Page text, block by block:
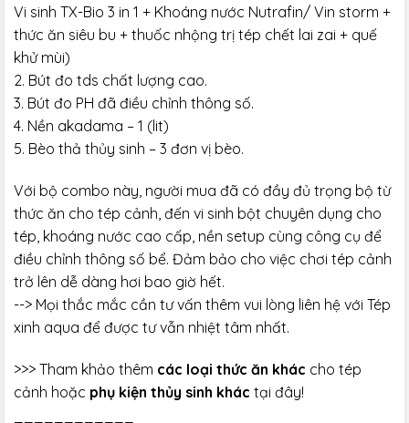
Vi sinh TX-Bio 3 in 1 + Khoáng nước Nutrafin/ Vin storm +
thức ăn siêu bu + thuốc nhộng trị tép chết lai zai + quế
khử mùi)
2. Bút đo tds chất lượng cao.
3. Bút đo PH đã điều chỉnh thông số.
4. Nền akadama – 1 (lit)
5. Bèo thả thủy sinh – 3 đơn vị bèo.
Với bộ combo này, người mua đã có đầy đủ trọng bộ từ
thức ăn cho tép cảnh, đến vi sinh bột chuyên dụng cho
tép, khoáng nước cao cấp, nền setup cùng công cụ để
điều chỉnh thông số bể. Đảm bảo cho việc chơi tép cảnh
trở lên dễ dàng hơi bao giờ hết.
--> Mọi thắc mắc cần tư vấn thêm vui lòng liên hệ với Tép
xinh aqua để được tư vẫn nhiệt tâm nhất.
>>> Tham khảo thêm các loại thức ăn khác cho tép
cảnh hoặc phụ kiện thủy sinh khác tại đây!